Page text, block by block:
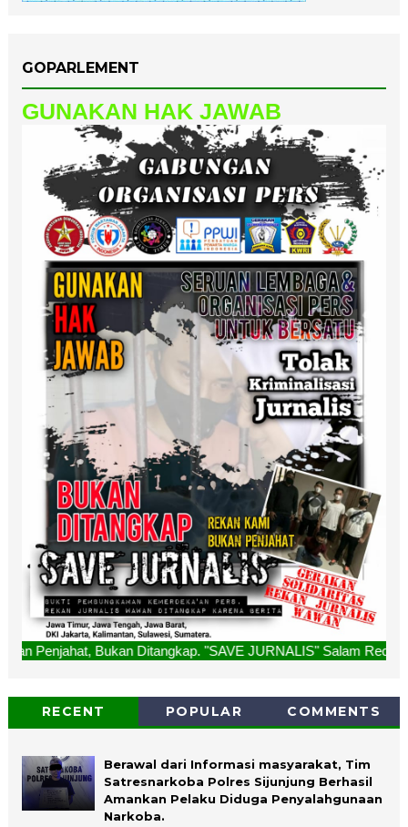
GOPARLEMENT
GUNAKAN HAK JAWAB
Ditangkap. "SAVE JURNALIS" Salam Redaksi
RECENT POPULAR COMMENTS
Berawal dari Informasi masyarakat, Tim
Satresnarkoba Polres Sijunjung Berhasil
Amankan Pelaku Diduga Penyalahgunaan
Narkoba.